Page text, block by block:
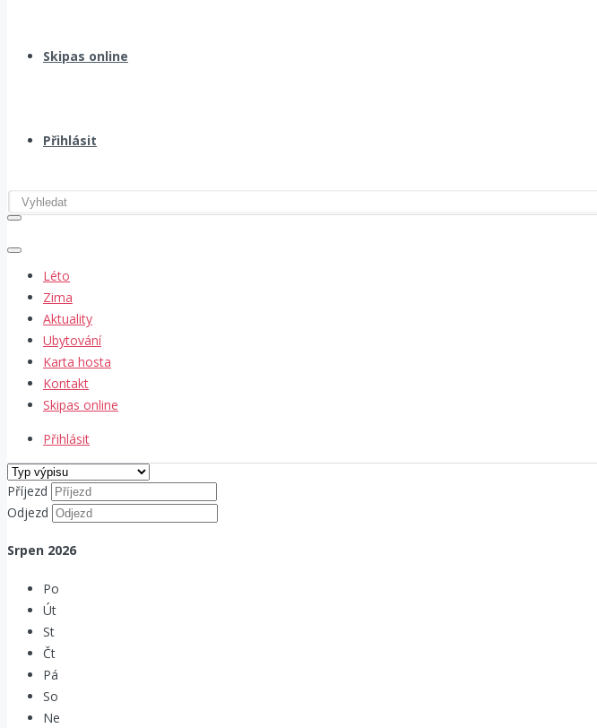
Skipas online
Přihlásit
Léto
Zima
Aktuality
Ubytování
Karta hosta
Kontakt
Skipas online
Přihlásit
Příjezd
Odjezd
Srpen 2026
Po
Út
St
Čt
Pá
So
Ne